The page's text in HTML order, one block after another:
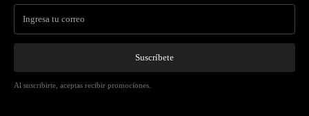
Suscríbete
Al suscribirte, aceptas recibir promociones.